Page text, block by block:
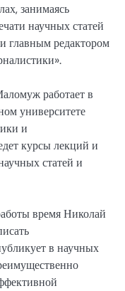
занимаясь
научных статей
главным редактором
работает в
университете
и
курсы лекций и
статей и
время Николай
в научных